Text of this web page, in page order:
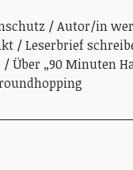
Autor/in
Leserbrief
Über „90 Minuten